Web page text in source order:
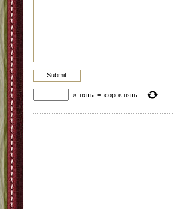
× пять = сорок пять